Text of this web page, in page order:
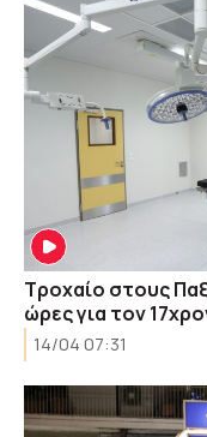
Τροχαίο στους
ώρες για τον
14/04 07:31